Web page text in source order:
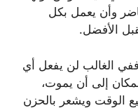
وأن يعمل بكل
الأفضل.
الغالب لن يفعل أي
إلى أن يموت،
الوقت ويشعر بالحزن